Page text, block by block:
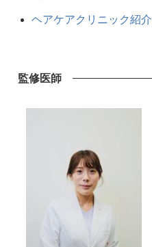
ヘアケアクリニック紹介
監修医師